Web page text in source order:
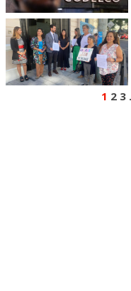
1 2 3